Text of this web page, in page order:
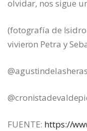
olvidar, nos sigue
(fotografía de
vivieron Petra y
@agustindelasheras
FUENTE: https://